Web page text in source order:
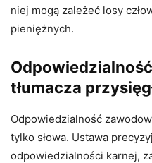
niej mogą zależeć losy
pieniężnych.
tłumacza
Odpowiedzialność
tylko słowa. Ustawa
odpowiedzialności karnej,